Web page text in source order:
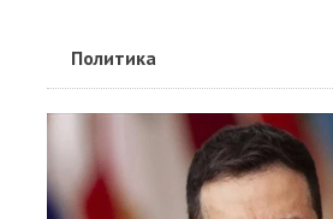
Политика